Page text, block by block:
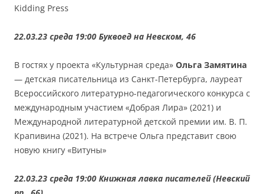
Kidding Press
22.03.23 среда 19:00 Буквоед на Невском, 46
В гостях у проекта «Культурная среда» Ольга Замятина
— детская писательница из Санкт-Петербурга, лауреат
Всероссийского литературно-педагогического конкурса с
международным участием «Добрая Лира» (2021) и
Международной литературной детской премии им. В. П.
Крапивина (2021). На встрече Ольга представит свою
новую книгу «Витуны»
22.03.23 среда 19:00 Книжная лавка писателей (Невский